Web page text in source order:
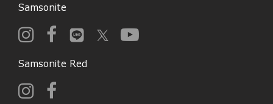
Samsonite
Samsonite Red